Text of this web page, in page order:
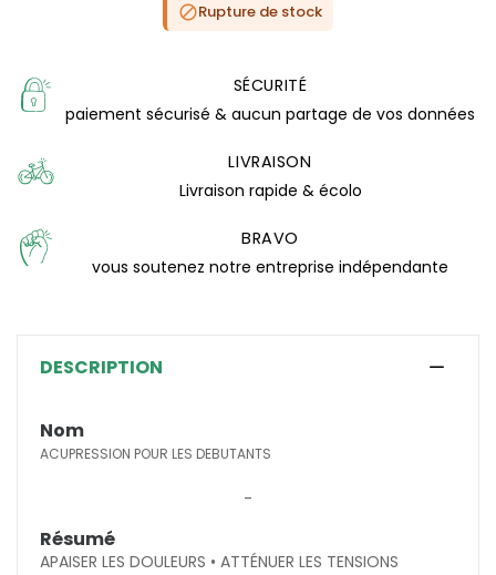
Rupture de stock
SÉCURITÉ
paiement sécurisé & aucun partage de vos données
LIVRAISON
Livraison rapide & écolo
BRAVO
vous soutenez notre entreprise indépendante
DESCRIPTION
Nom
ACUPRESSION POUR LES DEBUTANTS
-
Résumé
APAISER LES DOULEURS • ATTÉNUER LES TENSIONS